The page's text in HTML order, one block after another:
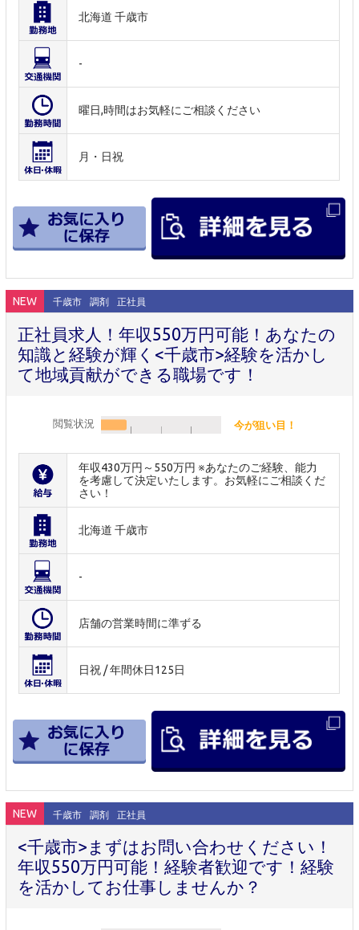
北海道 千歳市
-
曜日,時間はお気軽にご相談ください
月・日祝
NEW 千歳市 調剤 正社員
正社員求人！年収550万円可能！あなたの
知識と経験が輝く<千歳市>経験を活かし
て地域貢献ができる職場です！
閲覧状況 今が狙い目！
年収430万円～550万円 ※あなたのご経験、能力
を考慮して決定いたします。お気軽にご相談くだ
さい！
北海道 千歳市
-
店舗の営業時間に準ずる
日祝 / 年間休日125日
NEW 千歳市 調剤 正社員
<千歳市>まずはお問い合わせください！
年収550万円可能！経験者歓迎です！経験
を活かしてお仕事しませんか？